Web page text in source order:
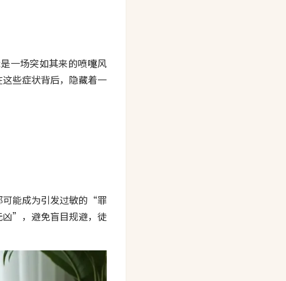
一场突如其来的喷嚏风
些症状背后，隐藏着一
可能成为引发过敏的“罪
”，避免盲目规避，徒